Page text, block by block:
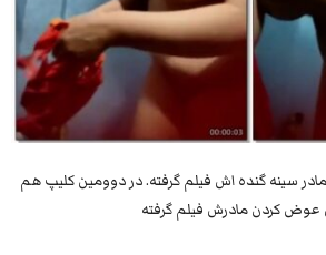
سینه گنده اش فیلم گرفته. در دوومین کلیپ هم
کردن مادرش فیلم گرفته